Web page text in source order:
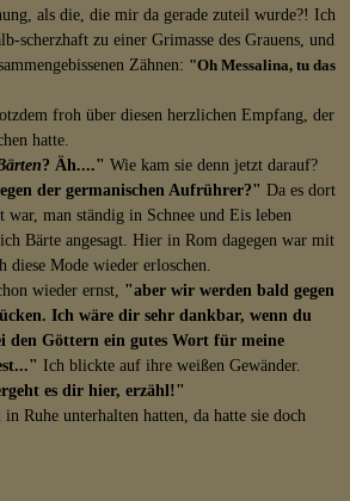
als die, die mir da gerade zuteil wurde?! Ich
scherzhaft zu einer Grimasse des Grauens, und
Zähnen: "Oh Messalina, tu das
froh über diesen herzlichen Empfang, der
hatte.
? Äh...." Wie kam sie denn jetzt darauf?
der germanischen Aufrührer?" Da es dort
war, man ständig in Schnee und Eis leben
Bärte angesagt. Hier in Rom dagegen war mit
diese Mode wieder erloschen.
wieder ernst, "aber wir werden bald gegen
Ich wäre dir sehr dankbar, wenn du
den Göttern ein gutes Wort für meine
Ich blickte auf ihre weißen Gewänder.
es dir hier, erzähl!"
Ruhe unterhalten hatten, da hatte sie doch